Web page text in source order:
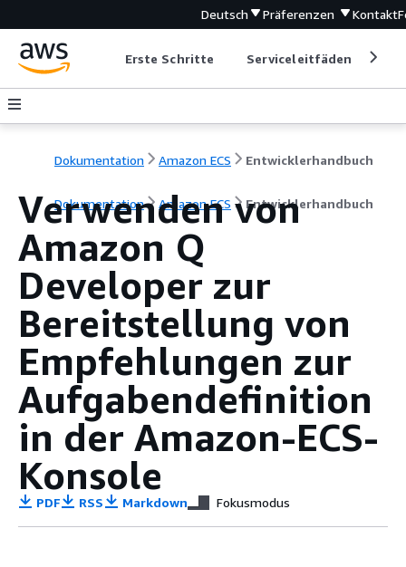
Deutsch Präferenzen Kontakt
Erste Schritte Serviceleitfäden
Dokumentation Amazon ECS Entwicklerhandbuch
Dokumentation Amazon ECS Entwicklerhandbuch
Verwenden von
Amazon Q
Developer zur
Bereitstellung von
Empfehlungen zur
Aufgabendefinition
in der Amazon-ECS-
Konsole
PDF RSS Markdown Fokusmodus